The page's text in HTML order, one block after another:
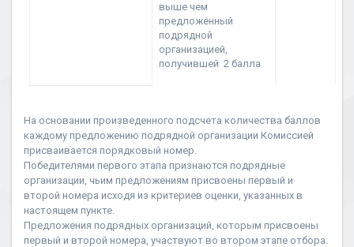
выше чем
предложенный
подрядной
организацией,
получившей 2 балла
На основании произведенного подсчета количества баллов
каждому предложению подрядной организации Комиссией
присваивается порядковый номер.
Победителями первого этапа признаются подрядные
организации, чьим предложениям присвоены первый и
второй номера исходя из критериев оценки, указанных в
настоящем пункте.
Предложения подрядных организаций, которым присвоены
первый и второй номера, участвуют во втором этапе отбора.